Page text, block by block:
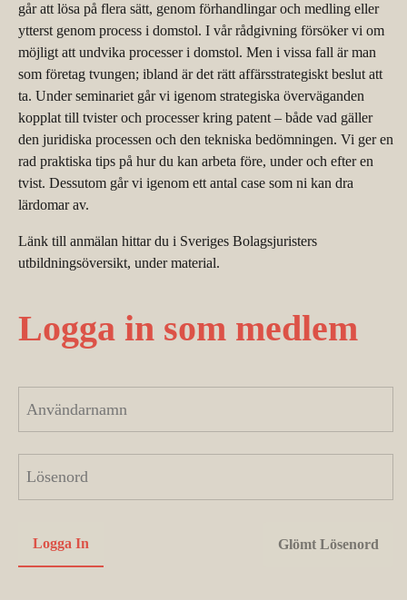
går att lösa på flera sätt, genom förhandlingar och medling eller
ytterst genom process i domstol. I vår rådgivning försöker vi om
möjligt att undvika processer i domstol. Men i vissa fall är man
som företag tvungen; ibland är det rätt affärsstrategiskt beslut att
ta. Under seminariet går vi igenom strategiska överväganden
kopplat till tvister och processer kring patent – både vad gäller
den juridiska processen och den tekniska bedömningen. Vi ger en
rad praktiska tips på hur du kan arbeta före, under och efter en
tvist. Dessutom går vi igenom ett antal case som ni kan dra
lärdomar av.
Länk till anmälan hittar du i Sveriges Bolagsjuristers
utbildningsöversikt, under material.
Logga in som medlem